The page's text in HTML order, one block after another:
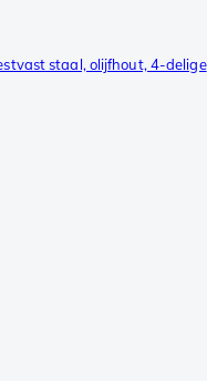
staal, olijfhout, 4-delige